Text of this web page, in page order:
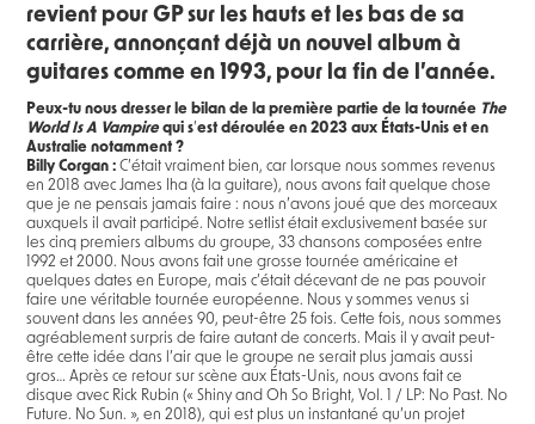
revient pour GP sur les hauts et les bas de sa
carrière, annonçant déjà un nouvel album à
guitares comme en 1993, pour la fin de l’année.
Peux-tu nous dresser le bilan de la première partie de la tournée The
World Is A Vampirequi s’est déroulée en 2023 aux États-Unis et en
Australie notamment ?
Billy Corgan : C’était vraiment bien, car lorsque nous sommes revenus
en 2018 avec James Iha (à la guitare), nous avons fait quelque chose
que je ne pensais jamais faire : nous n’avons joué que des morceaux
auxquels il avait participé. Notre setlist était exclusivement basée sur
les cinq premiers albums du groupe, 33 chansons composées entre
1992 et 2000. Nous avons fait une grosse tournée américaine et
quelques dates en Europe, mais c’était décevant de ne pas pouvoir
faire une véritable tournée européenne. Nous y sommes venus si
souvent dans les années 90, peut-être 25 fois. Cette fois, nous sommes
agréablement surpris de faire autant de concerts. Mais il y avait peut-
être cette idée dans l’air que le groupe ne serait plus jamais aussi
gros… Après ce retour sur scène aux États-Unis, nous avons fait ce
disque avec Rick Rubin (« Shiny and Oh So Bright, Vol. 1 / LP: No Past. No
Future. No Sun. », en 2018), qui est plus un instantané qu’un projet